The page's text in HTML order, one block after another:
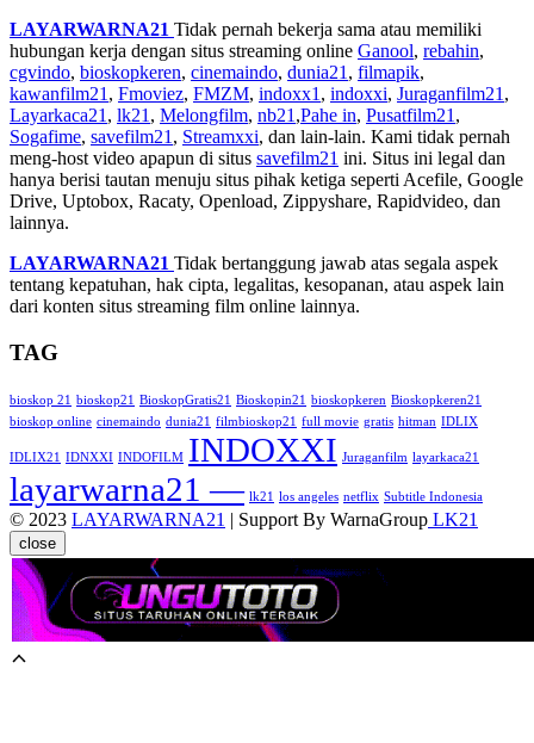
LAYARWARNA21 Tidak pernah bekerja sama atau memiliki
hubungan kerja dengan situs streaming online Ganool, rebahin,
cgvindo, bioskopkeren, cinemaindo, dunia21 , filmapik,
kawanfilm21 , Fmoviez, FMZM, indoxx1 , indoxxi, Juraganfilm21 ,
Layarkaca21 , lk21 , Melongfilm, nb21 ,Pahe in, Pusatfilm21 ,
Sogafime, savefilm21 , Streamxxi, dan lain-lain. Kami tidak pernah
meng-host video apapun di situs savefilm21 ini. Situs ini legal dan
hanya berisi tautan menuju situs pihak ketiga seperti Acefile, Google
Drive, Uptobox, Racaty, Openload, Zippyshare, Rapidvideo, dan
lainnya.
LAYARWARNA21 Tidak bertanggung jawab atas segala aspek
tentang kepatuhan, hak cipta, legalitas, kesopanan, atau aspek lain
dari konten situs streaming film online lainnya.
TAG
bioskop 21 bioskop21 BioskopGratis21 Bioskopin21 bioskopkeren Bioskopkeren21
bioskop online cinemaindo dunia21 filmbioskop21 full movie gratis hitman IDLIX
IDLIX21 IDNXXI INDOFILM INDOXXI Juraganfilm layarkaca21
layarwarna21 — lk21 los angeles netflix Subtitle Indonesia
© 2023 LAYARWARNA21 | Support By WarnaGroup LK21
close